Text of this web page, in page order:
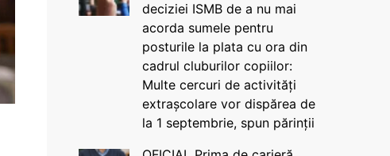
deciziei ISMB de a nu mai
acorda sumele pentru
posturile la plata cu ora din
cadrul cluburilor copiilor:
Multe cercuri de activități
extrașcolare vor dispărea de
la 1 septembrie, spun părinții